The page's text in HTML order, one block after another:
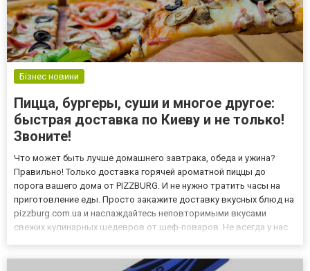
Бізнес новини
Пицца, бургеры, суши и многое другое:
быстрая доставка по Киеву и не только!
Звоните!
Что может быть лучше домашнего завтрака, обеда и ужина?
Правильно! Только доставка горячей ароматной пиццы до
порога вашего дома от PIZZBURG. И не нужно тратить часы на
приготовление еды. Просто закажите доставку вкусных блюд на
pizzburg.com.ua и наслаждайтесь неповторимыми вкусами
свежих кулинарных шедевров от шеф-поваров. Не всегда у нас